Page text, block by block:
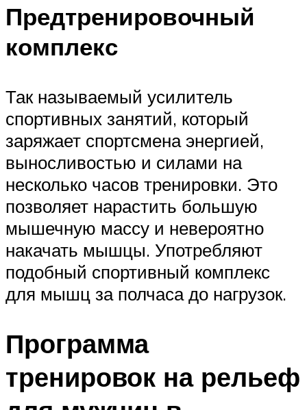
Предтренировочный
комплекс
Так называемый усилитель
спортивных занятий, который
заряжает спортсмена энергией,
выносливостью и силами на
несколько часов тренировки. Это
позволяет нарастить большую
мышечную массу и невероятно
накачать мышцы. Употребляют
подобный спортивный комплекс
для мышц за полчаса до нагрузок.
Программа
тренировок на рельеф